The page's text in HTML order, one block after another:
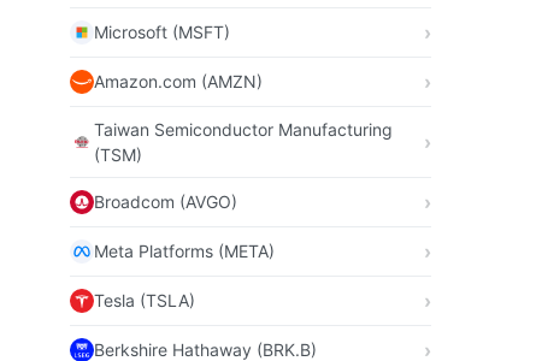
Microsoft (MSFT)
Amazon.com (AMZN)
Taiwan Semiconductor Manufacturing
(TSM)
Broadcom (AVGO)
Meta Platforms (META)
Tesla (TSLA)
Berkshire Hathaway (BRK.B)